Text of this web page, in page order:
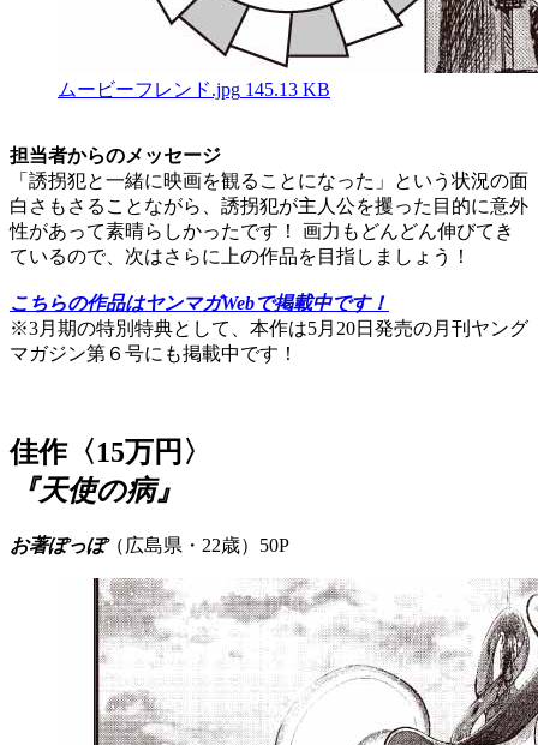
ムービーフレンド.jpg 145.13 KB
担当者からのメッセージ
「誘拐犯と一緒に映画を観ることになった」という状況の面
白さもさることながら、誘拐犯が主人公を攫った目的に意外
性があって素晴らしかったです！ 画力もどんどん伸びてき
ているので、次はさらに上の作品を目指しましょう！
こちらの作品はヤンマガWebで掲載中です！
※3月期の特別特典として、本作は5月20日発売の月刊ヤング
マガジン第６号にも掲載中です！
佳作〈15万円〉
『天使の病』
お著ぽっぽ（広島県・22歳）50P